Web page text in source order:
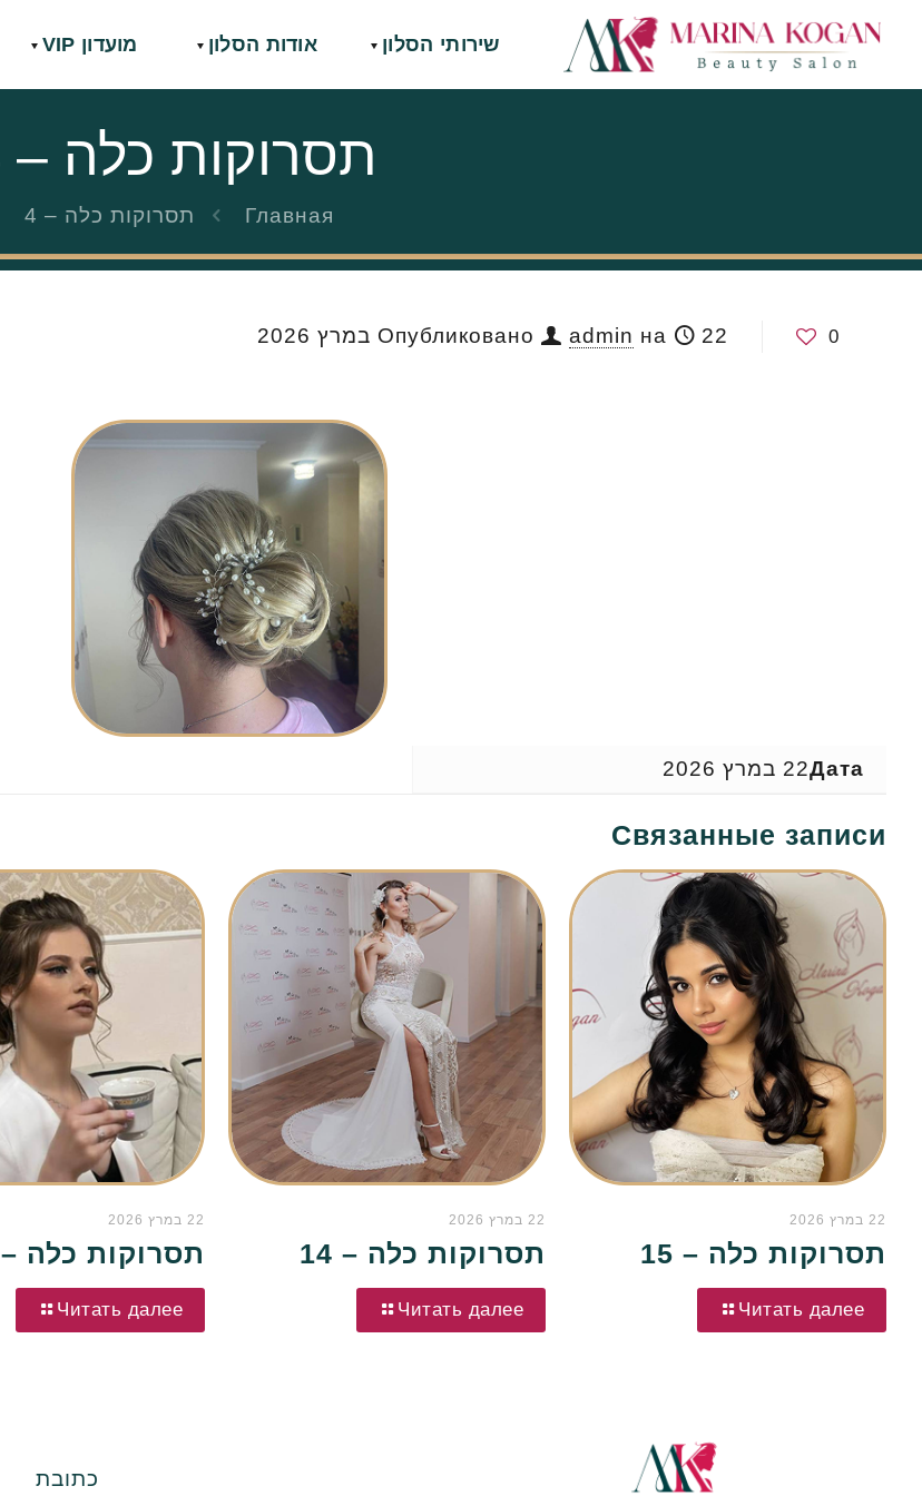
שירותי הסלון אודות הסלון מועדון VIP
תסרוקות כלה – 4
Главная תסרוקות כלה – 4
0
Опубликовано admin на 22 במרץ 2026
Дата22 במרץ 2026
Связанные записи
22 במרץ 2026
תסרוקות כלה – 15
Читать далее
22 במרץ 2026
תסרוקות כלה – 14
Читать далее
22 במרץ 2026
תסרוקות כלה – 13
Читать далее
כתובת